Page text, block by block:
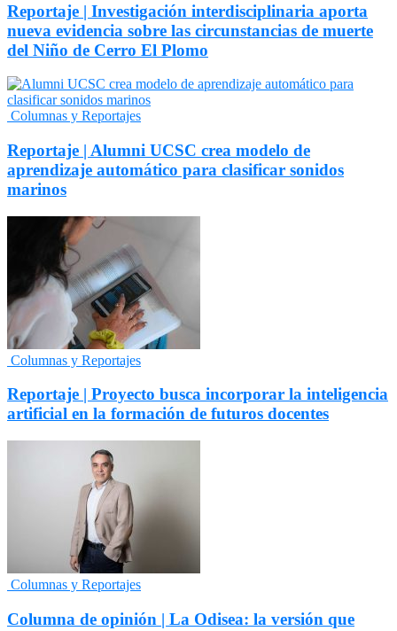
Reportaje | Investigación interdisciplinaria aporta
nueva evidencia sobre las circunstancias de muerte
del Niño de Cerro El Plomo
Columnas y Reportajes
Reportaje | Alumni UCSC crea modelo de
aprendizaje automático para clasificar sonidos
marinos
Columnas y Reportajes
Reportaje | Proyecto busca incorporar la inteligencia
artificial en la formación de futuros docentes
Columnas y Reportajes
Columna de opinión | La Odisea: la versión que